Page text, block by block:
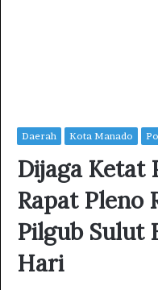
Daerah Kota Manado
Dijaga Ketat
Rapat Pleno
Pilgub Sulut
Hari